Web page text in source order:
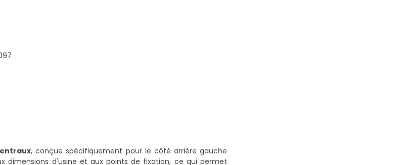
, conçue spécifiquement pour le côté arrière gauche
dimensions d'usine et aux points de fixation, ce qui permet